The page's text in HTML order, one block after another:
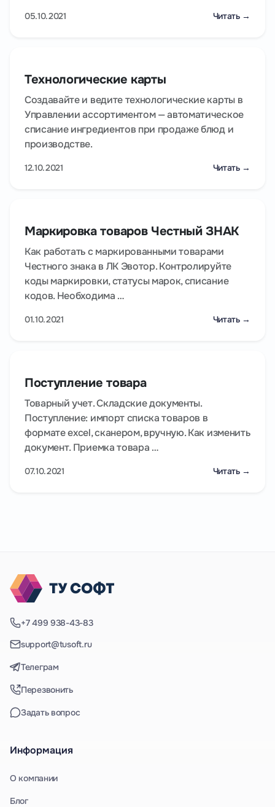
05.10.2021 Читать →
Технологические карты
Создавайте и ведите технологические карты в
Управлении ассортиментом — автоматическое
списание ингредиентов при продаже блюд и
производстве.
12.10.2021 Читать →
Маркировка товаров Честный ЗНАК
Как работать с маркированными товарами
Честного знака в ЛК Эвотор. Контролируйте
коды маркировки, статусы марок, списание
кодов. Необходима …
01.10.2021 Читать →
Поступление товара
Товарный учет. Складские документы.
Поступление: импорт списка товаров в
формате excel, сканером, вручную. Как изменить
документ. Приемка товара …
07.10.2021 Читать →
+7 499 938-43-83
support@tusoft.ru
Телеграм
Перезвонить
Задать вопрос
Информация
О компании
Блог